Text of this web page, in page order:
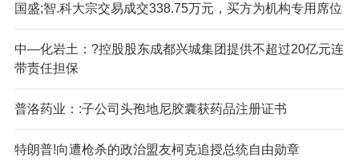
国盛;智.科大宗交易成交338.75万元，买方为机构专用席位
中—化岩土：?控股股东成都兴城集团提供不超过20亿元连
带责任担保
普洛药业：:子公司头孢地尼胶囊获药品注册证书
特朗普!向遭枪杀的政治盟友柯克追授总统自由勋章